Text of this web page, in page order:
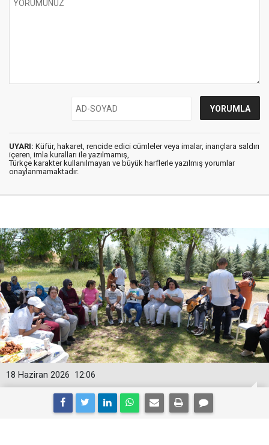
UYARI: Küfür, hakaret, rencide edici cümleler veya imalar, inançlara saldırı
içeren, imla kuralları ile yazılmamış,
Türkçe karakter kullanılmayan ve büyük harflerle yazılmış yorumlar
onaylanmamaktadır.
12:06
18 Haziran 2026